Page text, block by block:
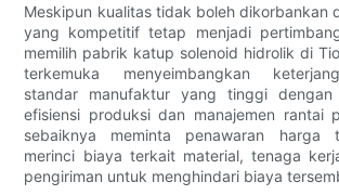
Meskipun kualitas tidak boleh dikorbankan
yang kompetitif tetap menjadi
memilih pabrik katup solenoid hidrolik di
terkemuka menyeimbangkan
standar manufaktur yang tinggi dengan
efisiensi produksi dan manajemen rantai
sebaiknya meminta penawaran harga
merinci biaya terkait material, tenaga
pengiriman untuk menghindari biaya